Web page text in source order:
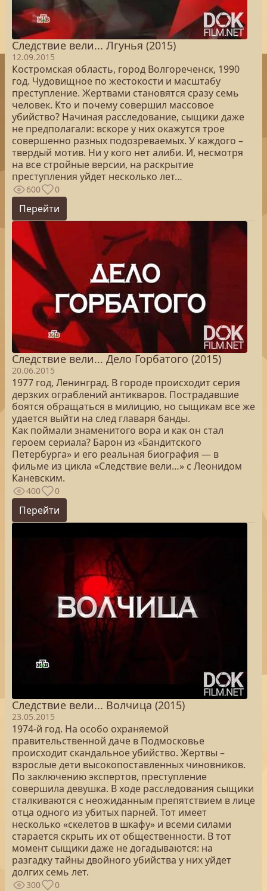
Следствие вели... Лгунья (2015)
12.09.2015
Костромская область, город Волгореченск, 1990
год. Чудовищное по жестокости и масштабу
преступление. Жертвами становятся сразу семь
человек. Кто и почему совершил массовое
убийство? Начиная расследование, сыщики даже
не предполагали: вскоре у них окажутся трое
совершенно разных подозреваемых. У каждого –
твердый мотив. Ни у кого нет алиби. И, несмотря
на все стройные версии, на раскрытие
преступления уйдет несколько лет…
600 0
Перейти
Следствие вели... Дело Горбатого (2015)
20.06.2015
1977 год, Ленинград. В городе происходит серия
дерзких ограблений антикваров. Пострадавшие
боятся обращаться в милицию, но сыщикам все же
удается выйти на след главаря банды.
Как поймали знаменитого вора и как он стал
героем сериала? Барон из «Бандитского
Петербурга» и его реальная биография — в
фильме из цикла «Следствие вели…» с Леонидом
Каневским.
400 0
Перейти
Следствие вели... Волчица (2015)
23.05.2015
1974-й год. На особо охраняемой
правительственной даче в Подмосковье
происходит скандальное убийство. Жертвы –
взрослые дети высокопоставленных чиновников.
По заключению экспертов, преступление
совершила девушка. В ходе расследования сыщики
сталкиваются с неожиданным препятствием в лице
отца одного из убитых парней. Тот имеет
несколько «скелетов в шкафу» и всеми силами
старается скрыть их от общественности. В тот
момент сыщики даже не догадываются: на
разгадку тайны двойного убийства у них уйдет
долгих семь лет.
300 0